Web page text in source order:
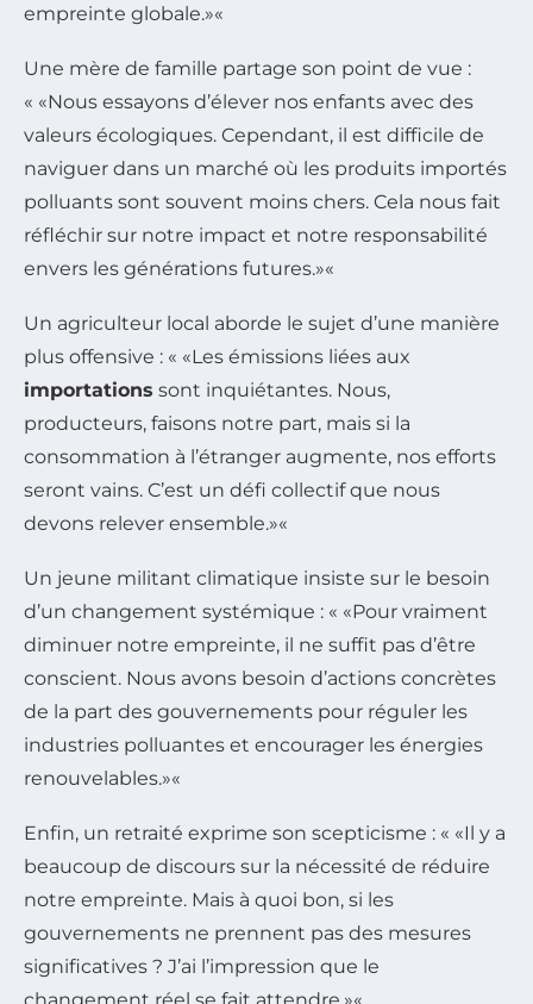
empreinte globale. «
Une mère de famille partage son point de vue :
«
Nous essayons d’élever nos enfants avec des
valeurs écologiques. Cependant, il est difficile de
naviguer dans un marché où les produits importés
polluants sont souvent moins chers. Cela nous fait
réfléchir sur notre impact et notre responsabilité
envers les générations futures. «
Un agriculteur local aborde le sujet d’une manière
plus offensive : «
Les émissions liées aux
importations sont inquiétantes. Nous,
producteurs, faisons notre part, mais si la
consommation à l’étranger augmente, nos efforts
seront vains. C’est un défi collectif que nous
devons relever ensemble. «
Un jeune militant climatique insiste sur le besoin
d’un changement systémique : «
Pour vraiment
diminuer notre empreinte, il ne suffit pas d’être
conscient. Nous avons besoin d’actions concrètes
de la part des gouvernements pour réguler les
industries polluantes et encourager les énergies
renouvelables. «
Enfin, un retraité exprime son scepticisme : «
Il y a
beaucoup de discours sur la nécessité de réduire
notre empreinte. Mais à quoi bon, si les
gouvernements ne prennent pas des mesures
significatives ? J’ai l’impression que le
changement réel se fait attendre.
«